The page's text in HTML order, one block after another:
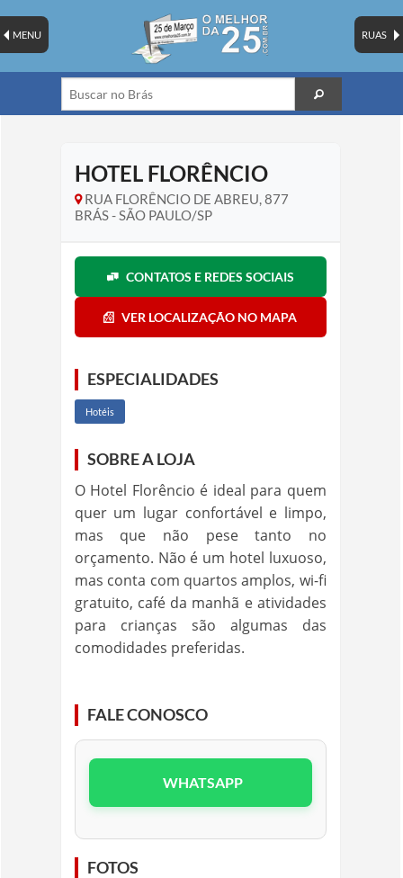
RUAS
MENU
HOTEL FLORÊNCIO
RUA FLORÊNCIO DE ABREU, 877
BRÁS - SÃO PAULO/SP
CONTATOS E REDES SOCIAIS
VER LOCALIZAÇÃO NO MAPA
ESPECIALIDADES
Hotéis
SOBRE A LOJA
O Hotel Florêncio é ideal para quem
quer um lugar confortável e limpo,
mas que não pese tanto no
orçamento. Não é um hotel luxuoso,
mas conta com quartos amplos, wi-fi
gratuito, café da manhã e atividades
para crianças são algumas das
comodidades preferidas.
FALE CONOSCO
WHATSAPP
FOTOS